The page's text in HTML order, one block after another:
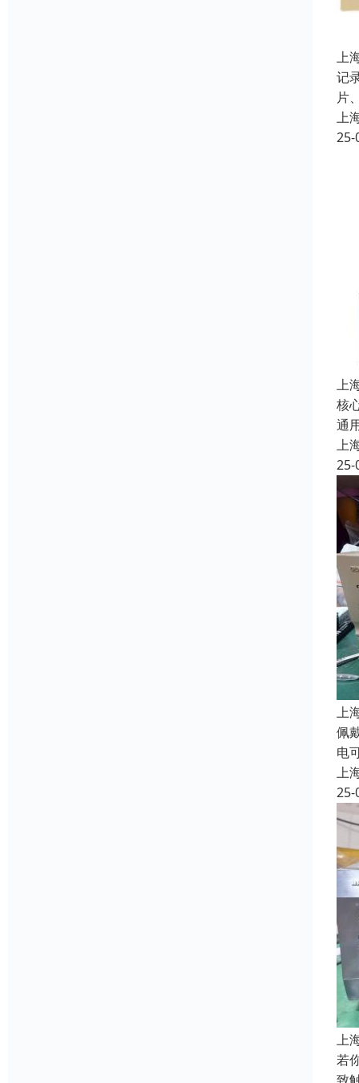
上
记
片
上
25-
上
核
通
上
25-
上
佩
电
上
25-
上
若